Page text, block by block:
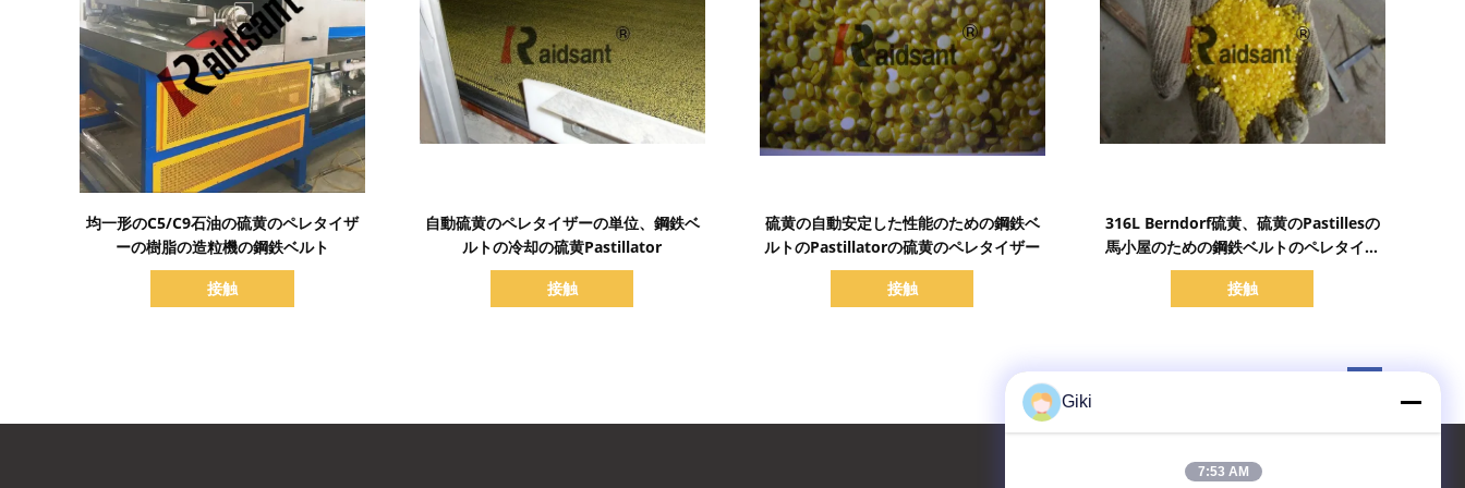
詳細を表示
均一形のC5/C9石油の硫黄のペレタイザ
ーの樹脂の造粒機の鋼鉄ベルト
接触
自動硫黄のペレタイザーの単位、鋼鉄ベ
ルトの冷却の硫黄Pastillator
接触
硫黄の自動安定した性能のための鋼鉄ベ
ルトのPastillatorの硫黄のペレタイザー
接触
詳細を表示
316L Berndorf硫黄、硫黄のPastillesの
馬小屋のための鋼鉄ベルトのペレタイザ
ー
接触
Giki
7:53 AM